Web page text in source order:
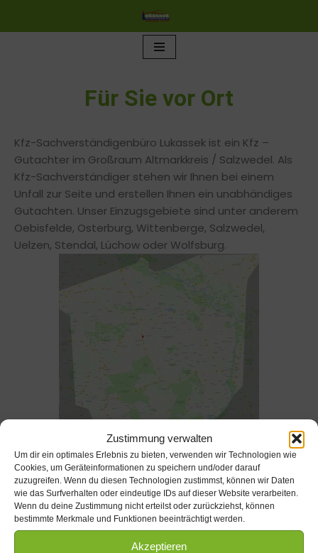
Zustimmung verwalten
Um dir ein optimales Erlebnis zu bieten, verwenden wir Technologien wie
Cookies, um Geräteinformationen zu speichern und/oder darauf
zuzugreifen. Wenn du diesen Technologien zustimmst, können wir Daten
wie das Surfverhalten oder eindeutige IDs auf dieser Website verarbeiten.
Wenn du deine Zustimmung nicht erteilst oder zurückziehst, können
bestimmte Merkmale und Funktionen beeinträchtigt werden.
Akzeptieren
Für Sie vor Ort
Kfz-Sachverständigenbüro Lukassek ist ein Kfz –
Gutachter im Großraum Altmarkkreis / Salzwedel. Als
Kfz-Sachverständiger stehen wir Ihnen bei einem
Unfall zur Seite und erstellen Ihnen ein unabhändiges
Gutachten. Unser Einzugsgebiete sind unter anderem
Oebisfelde, Osterburg, Wittenberge, Salzwedel,
Uelzen, Stendal, Lüchow oder Wolfsburg.
zum Vergrößern anklicken
Kontakt